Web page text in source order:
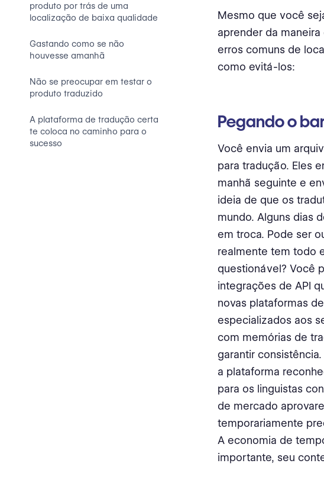
produto por trás de uma
localização de baixa qualidade
Gastando como se não
houvesse amanhã
Não se preocupar em testar o
produto traduzido
A plataforma de tradução certa
te coloca no caminho para o
sucesso
Mesmo que você
aprender da
erros comuns de
como evitá-los:
Pegando o
Você envia um
para tradução. Eles
manhã seguinte e
ideia de que os
mundo. Alguns dias
em troca. Pode ser
realmente tem todo
questionável? Você
integrações de API
novas plataformas
especializados aos
com memórias de
garantir
a plataforma
para os linguistas
de mercado
temporariamente
A economia de
importante, seu